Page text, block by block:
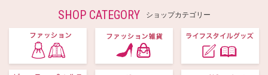
SHOP CATEGORY ショップカテゴリー